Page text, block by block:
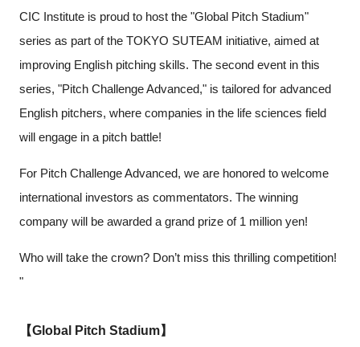
閉じる
CIC Institute is proud to host the "Global Pitch Stadium"
series as part of the TOKYO SUTEAM initiative, aimed at
improving English pitching skills. The second event in this
series, "Pitch Challenge Advanced," is tailored for advanced
English pitchers, where companies in the life sciences field
will engage in a pitch battle!
For Pitch Challenge Advanced, we are honored to welcome
international investors as commentators. The winning
company will be awarded a grand prize of 1 million yen!
Who will take the crown? Don’t miss this thrilling competition!
"
【Global Pitch Stadium】